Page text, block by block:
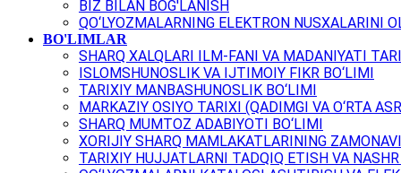
BIZ BILAN BOG'LANISH
QO‘LYOZMALARNING ELEKTRON NUSXALARINI
BO'LIMLAR
SHARQ XALQLARI ILM-FANI VA MADANIYATI
ISLOMSHUNOSLIK VA IJTIMOIY FIKR BO‘LIMI
TARIXIY MANBASHUNOSLIK BO‘LIMI
MARKAZIY OSIYO TARIXI (QADIMGI VA O‘RTA
SHARQ MUMTOZ ADABIYOTI BO‘LIMI
XORIJIY SHARQ MAMLAKATLARINING
TARIXIY HUJJATLARNI TADQIQ ETISH VA